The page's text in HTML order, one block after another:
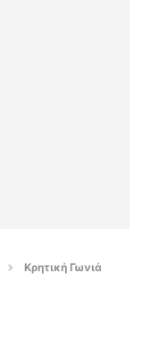
Κρητική Γωνιά